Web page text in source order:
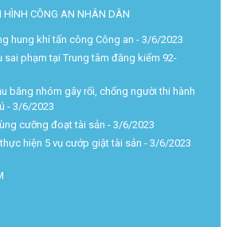
HÌNH CÔNG AN NHÂN DÂN
hung khí tấn công Công an - 3/6/2023
sai phạm tại Trung tâm đăng kiểm 92-
băng nhóm gây rối, chống người thi hành
- 3/6/2023
cưỡng đoạt tài sản - 3/6/2023
hiện 5 vụ cướp giật tài sản - 3/6/2023